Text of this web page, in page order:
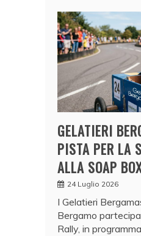
GELATIERI
PISTA PER LA
ALLA SOAP
24 Luglio 2026
I Gelatieri
Bergamo
Rally, in